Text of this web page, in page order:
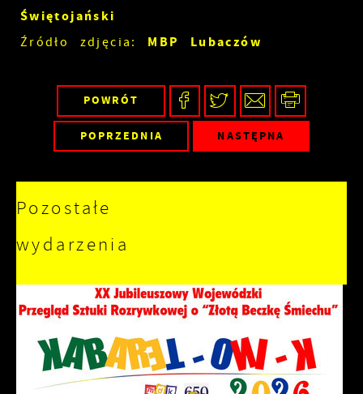
Świętojański
Źródło zdjęcia: MBP Lubaczów
POWRÓT
POPRZEDNIA NASTĘPNA
Pozostałe
wydarzenia